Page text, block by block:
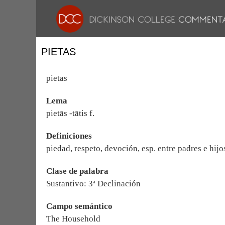
PIETAS
pietas
Lema
pietās -tātis f.
Definiciones
piedad, respeto, devoción, esp. entre padres e
Clase de palabra
Sustantivo: 3ª Declinación
Campo semántico
The Household